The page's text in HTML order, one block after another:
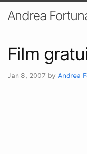
Andrea
Film
Jan 8, 2007 by Andrea